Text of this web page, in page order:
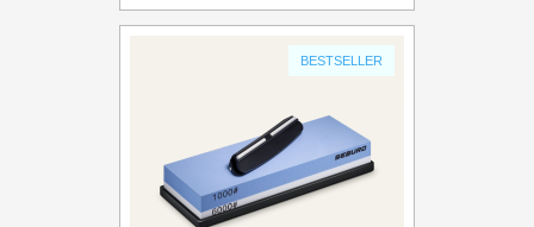
BESTSELLER